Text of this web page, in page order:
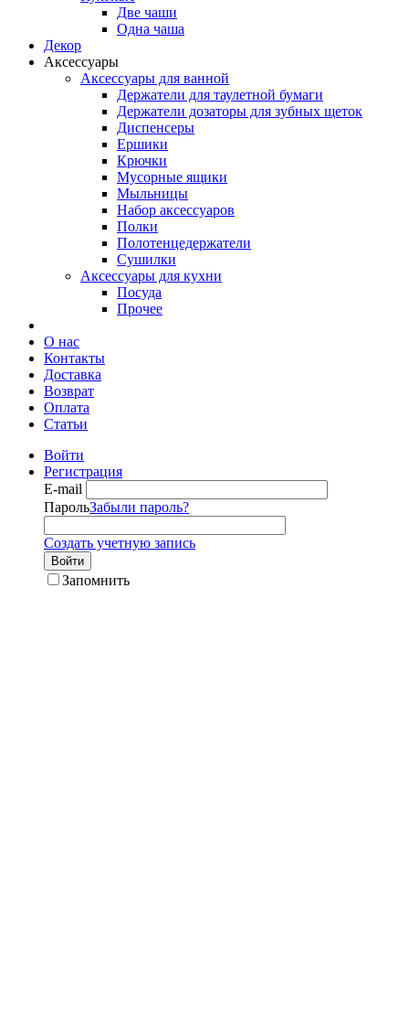
Две чаши
Одна чаша
Декор
Аксессуары
Аксессуары для ванной
Держатели для таулетной бумаги
Держатели дозаторы для зубных щеток
Диспенсеры
Ершики
Крючки
Мусорные ящики
Мыльницы
Набор аксессуаров
Полки
Полотенцедержатели
Сушилки
Аксессуары для кухни
Посуда
Прочее
О нас
Контакты
Доставка
Возврат
Оплата
Статьи
Войти
Регистрация
E-mail
ПарольЗабыли пароль?
Создать учетную запись
Войти
Запомнить